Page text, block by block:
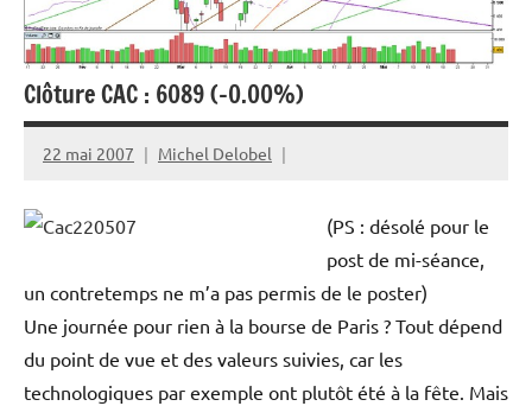
Clôture CAC : 6089 (-0.00%)
22 mai 2007 Michel Delobel
(PS : désolé pour le
post de mi-séance,
un contretemps ne m’a pas permis de le poster)
Une journée pour rien à la bourse de Paris ? Tout dépend
du point de vue et des valeurs suivies, car les
technologiques par exemple ont plutôt été à la fête. Mais